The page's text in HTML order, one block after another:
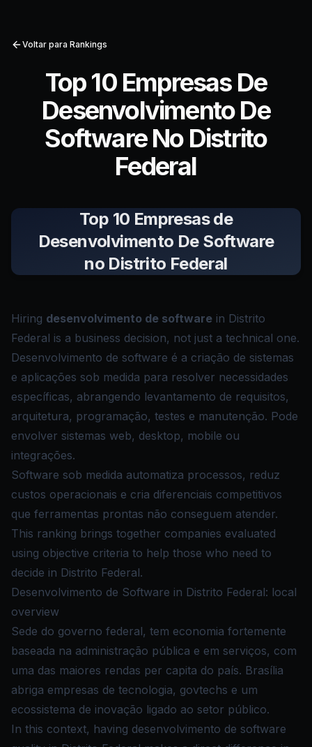
Voltar para Rankings
Top 10 Empresas De
Desenvolvimento De
Software No Distrito
Federal
Top 10 Empresas de
Desenvolvimento De Software
no Distrito Federal
Hiring desenvolvimento de software in Distrito
Federal is a business decision, not just a technical one.
Desenvolvimento de software é a criação de sistemas
e aplicações sob medida para resolver necessidades
específicas, abrangendo levantamento de requisitos,
arquitetura, programação, testes e manutenção. Pode
envolver sistemas web, desktop, mobile ou
integrações.
Software sob medida automatiza processos, reduz
custos operacionais e cria diferenciais competitivos
que ferramentas prontas não conseguem atender.
This ranking brings together companies evaluated
using objective criteria to help those who need to
decide in Distrito Federal.
Desenvolvimento de Software in Distrito Federal: local
overview
Sede do governo federal, tem economia fortemente
baseada na administração pública e em serviços, com
uma das maiores rendas per capita do país. Brasília
abriga empresas de tecnologia, govtechs e um
ecossistema de inovação ligado ao setor público.
In this context, having desenvolvimento de software